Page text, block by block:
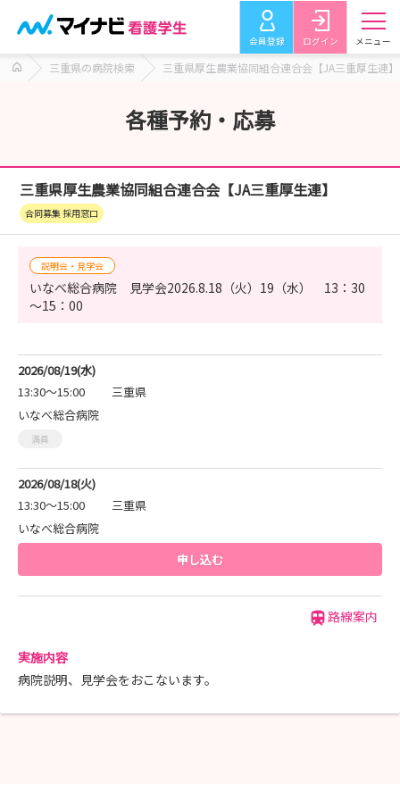
会員登録 ログイン メニュー
三重県の病院検索 三重県厚生農業協同組合連合会【JA三重厚生連】
各種予約・応募
三重県厚生農業協同組合連合会【JA三重厚生連】
合同募集 採用窓口
説明会・見学会
いなべ総合病院 見学会2026.8.18（火）19（水） 13：30
～15：00
2026/08/19(水)
13:30～15:00
三重県
いなべ総合病院
満員
2026/08/18(火)
13:30～15:00
三重県
いなべ総合病院
申し込む
路線案内
実施内容
病院説明、見学会をおこないます。